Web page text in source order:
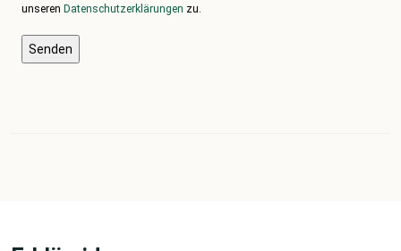
unseren Datenschutzerklärungen zu.